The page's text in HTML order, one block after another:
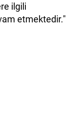
ilgili
etmektedir."